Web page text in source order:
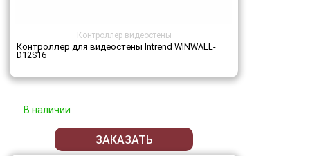
Контроллер видеостены
Контроллер для видеостены Intrend WINWALL-
D12S16
В наличии
ЗАКАЗАТЬ